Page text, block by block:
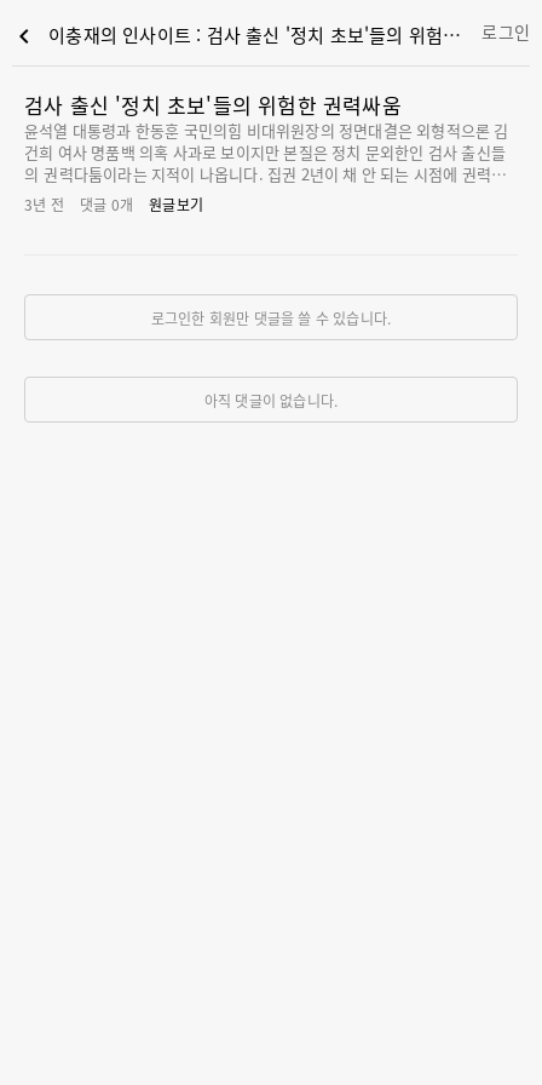
chevron_left 이충재의 인사이트 : 검사 출신 '정치 초보'들의 위험한 권력싸움 로그인
검사 출신 '정치 초보'들의 위험한 권력싸움
윤석열 대통령과 한동훈 국민의힘 비대위원장의 정면대결은 외형적으론 김
건희 여사 명품백 의혹 사과로 보이지만 본질은 정치 문외한인 검사 출신들
의 권력다툼이라는 지적이 나옵니다. 집권 2년이 채 안 되는 시점에 권력을
분점할 생각이 없는 윤 대통령과 미래권력으로서 입지를 공고히하려는 한 위
원장 간에 이전투구가 표면화됐다는 분석입니다. 의기투합해 검찰 권력을 누
선임 과정부터 살펴볼 필요가 있습니다. 당초 윤 대통령은 김기현 대표 체제
로 총선을 치를 계획이었습니다. 한 위원장은 공동선대위원장으로 기용할
거라는 관측이 많았습니다. 그런데 김 대표가 돌연 '총선 출마, 대표직 사
한동훈 카드를 쓸 것인지 고심이
3년 전 댓글 0개 원글보기
로그인한 회원만 댓글을 쓸 수 있습니다.
아직 댓글이 없습니다.